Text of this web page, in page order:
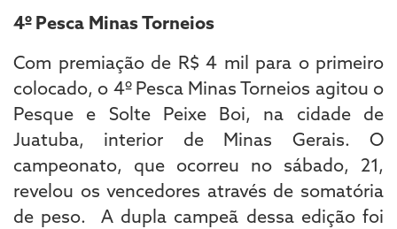
4º Pesca Minas Torneios
Com premiação de R$ 4 mil para o primeiro
colocado, o 4º Pesca Minas Torneios agitou o
Pesque e Solte Peixe Boi, na cidade de
Juatuba, interior de Minas Gerais. O
campeonato, que ocorreu no sábado, 21,
revelou os vencedores através de somatória
de peso. A dupla campeã dessa edição foi